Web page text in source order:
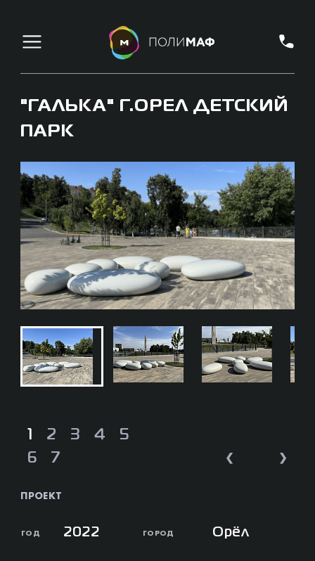
"ГАЛЬКА" Г.ОРЕЛ ДЕТСКИЙ
ПАРК
2 3 4
5
6
7 ❮ ❯
ПРОЕКТ
ГОД 2022 ГОРОД Орёл